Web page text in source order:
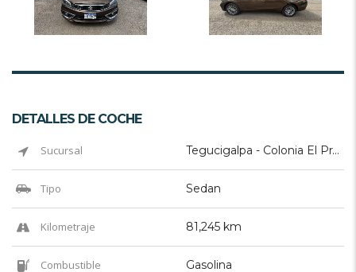
DETALLES DE COCHE
Sucursal Tegucigalpa - Colonia El Prado
Tipo Sedan
Kilometraje 81,245 km
Combustible Gasolina